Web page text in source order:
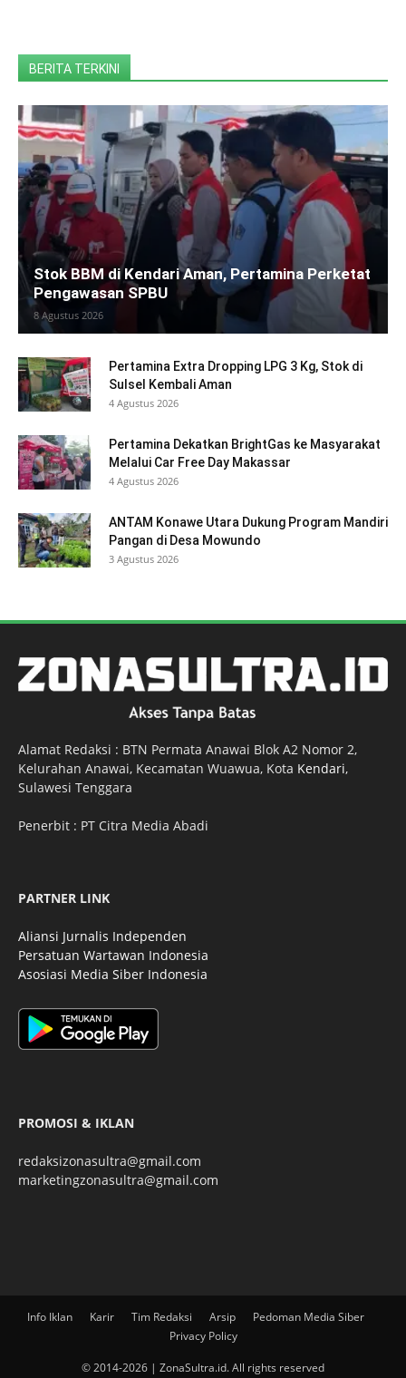
BERITA TERKINI
Stok BBM di Kendari Aman, Pertamina Perketat
Pengawasan SPBU
8 Agustus 2026
Pertamina Extra Dropping LPG 3 Kg, Stok di
Sulsel Kembali Aman
4 Agustus 2026
Pertamina Dekatkan BrightGas ke Masyarakat
Melalui Car Free Day Makassar
4 Agustus 2026
ANTAM Konawe Utara Dukung Program Mandiri
Pangan di Desa Mowundo
3 Agustus 2026
Alamat Redaksi : BTN Permata Anawai Blok A2 Nomor 2,
Kelurahan Anawai, Kecamatan Wuawua, Kota Kendari,
Sulawesi Tenggara
Penerbit : PT Citra Media Abadi
PARTNER LINK
Aliansi Jurnalis Independen
Persatuan Wartawan Indonesia
Asosiasi Media Siber Indonesia
PROMOSI & IKLAN
redaksizonasultra@gmail.com
marketingzonasultra@gmail.com
Info Iklan Karir Tim Redaksi Arsip
Pedoman Media Siber
Privacy Policy
© 2014-2026 | ZonaSultra.id. All rights reserved